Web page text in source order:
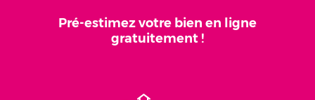
Pré-estimez votre bien en ligne
gratuitement !